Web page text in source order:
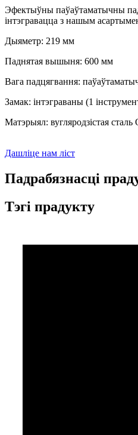
Эфектыўны паўаўтаматычны
інтэгравацца з нашым
Дыяметр: 219 мм
Паднятая вышыня: 600 мм
Вага падцягвання:
Замак: інтэграваны (1
Матэрыял: вугляродзістая
Дашліце нам ліст
Падрабязнасці
Тэгі прадукту